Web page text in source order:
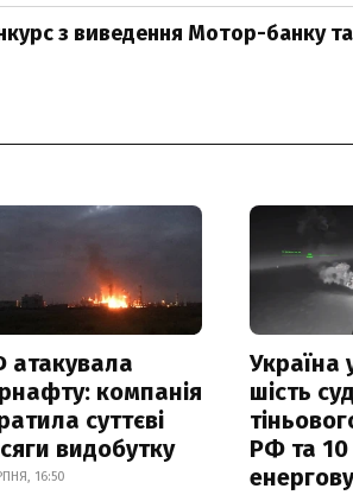
з виведення Мотор-банку
атакувала
компанія
суттєві
видобутку
16:50
Україна
шість
РФ та 10